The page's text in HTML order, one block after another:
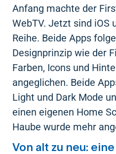
Anfang machte der
WebTV. Jetzt sind iOS
Reihe. Beide Apps
Designprinzip wie der
Farben, Icons und
angeglichen. Beide
Light und Dark Mode
einen eigenen Home
Haube wurde mehr
Von alt zu neu: